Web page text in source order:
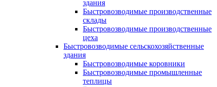
здания
Быстровозводимые производственные
склады
Быстровозводимые производственные
цеха
Быстровозводимые сельскохозяйственные
здания
Быстровозводимые коровники
Быстровозводимые промышленные
теплицы